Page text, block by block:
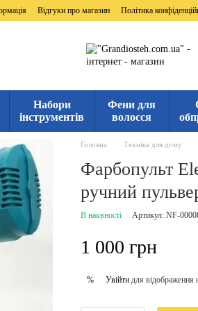
Відгуки про магазин Політика
Набори
інструментів
Фени для
волосся
Головна Техніка для дому
Фарбопульт
ручний
В наявності Артикул: NF-
1 000 грн
% Увійтидля відображення